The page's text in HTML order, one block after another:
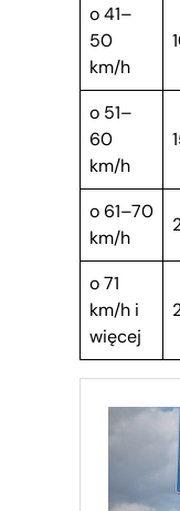
o 41–
50
km/h
o 51–
60
km/h
o 61–70
km/h
o 71
km/h i
więcej